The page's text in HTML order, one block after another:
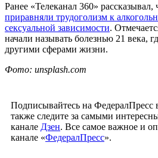
Ранее «Телеканал 360» рассказывал,
приравняли трудоголизм к
сексуальной зависимости.
начали называть болезнью 21 века,
другими сферами жизни.
Фото: unsplash.com
Подписывайтесь на ФедералПресс
также следите за самыми
канале Дзен. Все самое важное и
канале «ФедералПресс».